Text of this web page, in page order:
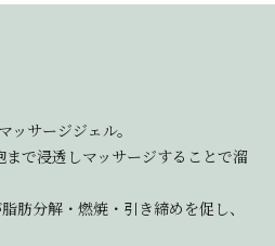
サージジェル。
で浸透しマッサージすることで溜
肪分解・燃焼・引き締めを促し、